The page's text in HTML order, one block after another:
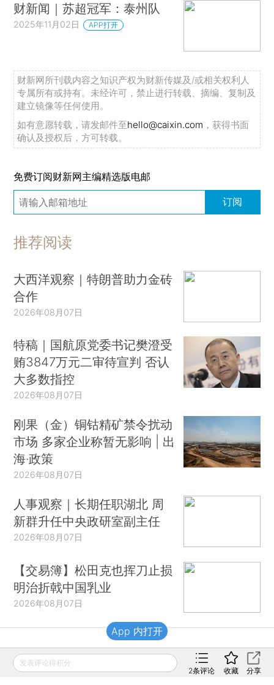
财新闻｜苏超冠军：泰州队
2025年11月02日 APP打开
财新网所刊载内容之知识产权为财新传媒及/或相关权利人
专属所有或持有。未经许可，禁止进行转载、摘编、复制及
建立镜像等任何使用。
如有意愿转载，请发邮件至hello@caixin.com ，获得书面
确认及授权后，方可转载。
免费订阅财新网主编精选版电邮
订阅
推荐阅读
大西洋观察｜特朗普助力金砖
合作
2026年08月07日
特稿｜国航原党委书记樊澄受
贿3847万元二审待宣判 否认
大多数指控
2026年08月07日
刚果（金）铜钴精矿禁令扰动
市场 多家企业称暂无影响 | 出
海·政策
2026年08月07日
人事观察｜长期任职湖北 周
新群升任中央政研室副主任
2026年08月07日
【交易簿】松田克也挥刀止损
明治折戟中国乳业
2026年08月07日
财新移动
发表评论得积分
2条评论 收藏 分享
App 内打开